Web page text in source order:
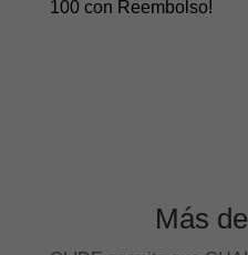
100 con Reembolso!
Más